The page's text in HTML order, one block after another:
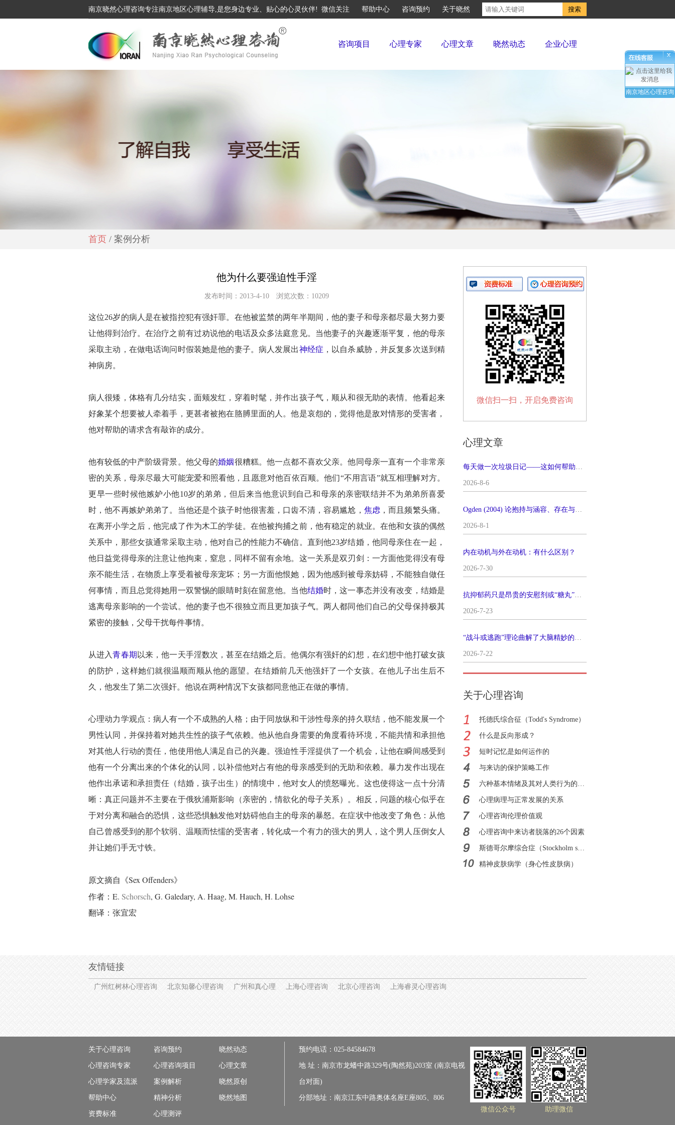
南京晓然心理咨询专注南京地区心理辅导,是您身边专业、贴心的心灵伙伴! 微信关注 帮助中心 咨询预约 关于晓然
咨询项目 心理专家 心理文章 晓然动态 企业心理
首页 / 案例分析
他为什么要强迫性手淫
发布时间：2013-4-10 浏览次数：10209
这位26岁的病人是在被指控犯有强奸罪。在他被监禁的两年半期间，他的妻子和母亲都尽最大努力要
让他得到治疗。在治疗之前有过劝说他的电话及众多法庭意见。当他妻子的兴趣逐渐平复，他的母亲
采取主动，在做电话询问时假装她是他的妻子。病人发展出神经症 ，以自杀威胁，并反复多次送到精
神病房。
病人很矮，体格有几分结实，面颊发红，穿着时髦，并作出孩子气，顺从和很无助的表情。他看起来
好象某个想要被人牵着手，更甚者被抱在胳膊里面的人。他是哀怨的，觉得他是敌对情形的受害者，
他对帮助的请求含有敲诈的成分。
他有较低的中产阶级背景。他父母的婚姻很糟糕。他一点都不喜欢父亲。他同母亲一直有一个非常亲
密的关系，母亲尽最大可能宠爱和照看他，且愿意对他百依百顺。他们“不用言语”就互相理解对方。
更早一些时候他嫉妒小他10岁的弟弟，但后来当他意识到自己和母亲的亲密联结并不为弟弟所喜爱
时，他不再嫉妒弟弟了。当他还是个孩子时他很害羞，口齿不清，容易尴尬， 焦虑 ，而且频繁头痛。
在离开小学之后，他完成了作为木工的学徒。在他被拘捕之前，他有稳定的就业。在他和女孩的偶然
关系中，那些女孩通常采取主动，他对自己的性能力不确信。直到他23岁结婚，他同母亲住在一起，
他日益觉得母亲的注意让他拘束，窒息，同样不留有余地。这一关系是双刃剑：一方面他觉得没有母
亲不能生活，在物质上享受着被母亲宠坏；另一方面他恨她，因为他感到被母亲妨碍，不能独自做任
何事情，而且总觉得她用一双警惕的眼睛时刻在留意他。当他结婚时，这一事态并没有改变，结婚是
逃离母亲影响的一个尝试。他的妻子也不很独立而且更加孩子气。两人都同他们自己的父母保持极其
紧密的接触，父母干扰每件事情。
从进入青春期 以来，他一天手淫数次，甚至在结婚之后。他偶尔有强奸的幻想，在幻想中他打破女孩
的防护，这样她们就很温顺而顺从他的愿望。在结婚前几天他强奸了一个女孩。在他儿子出生后不
久，他发生了第二次强奸。他说在两种情况下女孩都同意他正在做的事情。
心理动力学观点：病人有一个不成熟的 人格 ；由于同放纵和干涉性母亲的持久联结，他不能发展一个
男性认同，并保持着对她共生性的孩子气依赖。他从他自身需要的角度看待环境，不能共情和承担他
对其他人行动的责任，他使用他人满足自己的兴趣。强迫性手淫提供了一个机会，让他在瞬间感受到
他有一个分离出来的个体化的认同，以补偿他对占有他的母亲感受到的无助和依赖。暴力发作出现在
他作出承诺和承担责任（结婚，孩子出生）的情境中，他对女人的愤怒曝光。这也使得这一点十分清
晰：真正问题并不主要在于俄狄浦斯影响（亲密的，情欲化的母子关系）。相反，问题的核心似乎在
于对分离和融合的恐惧，这些恐惧触发他对妨碍他自主的母亲的暴怒。在症状中他改变了角色：从他
自己曾感受到的那个软弱、温顺而怯懦的受害者，转化成一个有力的强大的男人，这个男人压倒女人
并让她们手无寸铁。
原文摘自《Sex Offenders》
作者： E. Schorsch, G. Galedary, A. Haag, M. Hauch, H. Lohse
翻译：张宜宏
微信扫一扫，开启免费咨询
心理文章
每天做一次垃圾日记——这如何帮助了我的心理健康
2026-8-6
Ogden (2004) 论抱持与涵容、存在与做梦
2026-8-1
内在动机与外在动机：有什么区别？
2026-7-30
抗抑郁药只是昂贵的安慰剂或“糖丸”么？
2026-7-23
“战斗或逃跑”理论曲解了大脑精妙的运作机制
2026-7-22
关于心理咨询
托德氏综合征（Todd's Syndrome）
什么是反向形成？
短时记忆是如何运作的
与来访的保护策略工作
六种基本情绪及其对人类行为的影响
心理病理与正常发展的关系
心理咨询伦理价值观
心理咨询中来访者脱落的26个因素
斯德哥尔摩综合症（Stockholm syndrome）
精神皮肤病学（身心性皮肤病）
友情链接
广州红树林心理咨询 北京知馨心理咨询 广州和真心理 上海心理咨询 北京心理咨询 上海睿灵心理咨询
关于心理咨询 咨询预约 晓然动态
心理咨询专家 心理咨询项目 心理文章
心理学家及流派 案例解析 晓然原创
帮助中心 精神分析 晓然地图
资费标准 心理测评
预约电话：025-84584678
地 址：南京市龙蟠中路329号(陶然苑)203室 (南京电视
台对面)
分部地址：南京江东中路奥体名座E座805、806
微信公众号
助理微信
南京地区心理咨询